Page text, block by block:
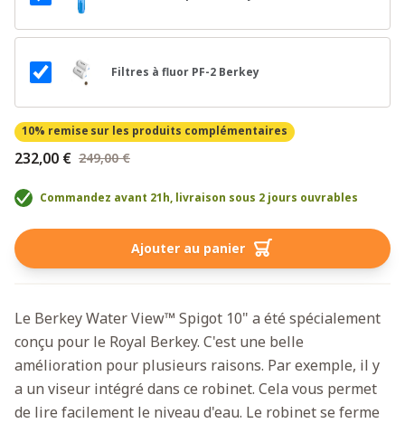
Filtres à fluor PF-2 Berkey
10% remise sur les produits complémentaires
232,00 € 249,00 €
Commandez avant 21h, livraison sous 2 jours ouvrables
Ajouter au panier
Le Berkey Water View™ Spigot 10" a été spécialement
conçu pour le Royal Berkey. C'est une belle
amélioration pour plusieurs raisons. Par exemple, il y
a un viseur intégré dans ce robinet. Cela vous permet
de lire facilement le niveau d'eau. Le robinet se ferme